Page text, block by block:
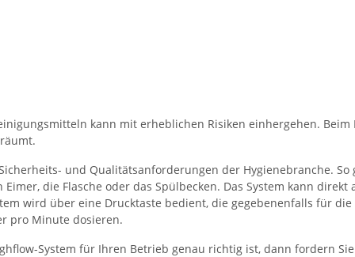
kann mit erheblichen Risiken einhergehen.
und Qualitätsanforderungen der Hygienebranche.
die Flasche oder das Spülbecken. Das System kann
wird über eine Drucktaste bedient, die gegebenenfalls für
pro Minute dosieren.
System für Ihren Betrieb genau richtig ist, dann fordern